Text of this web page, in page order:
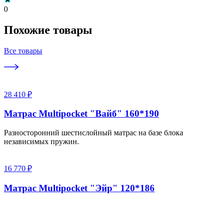
0
Похожие товары
Все товары
28 410 ₽
Матрас Multipocket "Вайб" 160*190
Разносторонний шестислойный матрас на базе блока
независимых пружин.
16 770 ₽
Матрас Multipocket "Эйр" 120*186